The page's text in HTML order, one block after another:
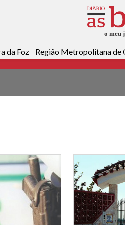
da Foz Região Metropolitana de